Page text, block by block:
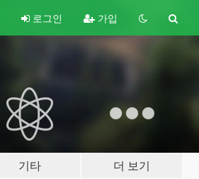
로그인 가입
기타 더 보기